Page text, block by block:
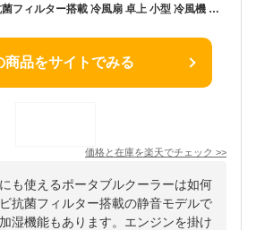
ミニクーラー 防カビ抗菌フィルター搭載 冷風扇 卓上 小型 冷風機 水 ミニエアコンファン 卓上冷風機 ポータブルエアコン 3000ml 大容量タンク 加湿機能 冷却機能 自宅 寝室 車中泊 キャンプ 熱中症対策グッズ ミニクーラー 省エネ 軽量 静音 卓上エアコン ギフト 暑さ対策
商品をサイトでみる
価格と在庫を楽天でチェック >>
も使えるポータブルクーラーは如何
抗菌フィルター搭載の静音モデルで
湿機能もあります。エンジンを掛け